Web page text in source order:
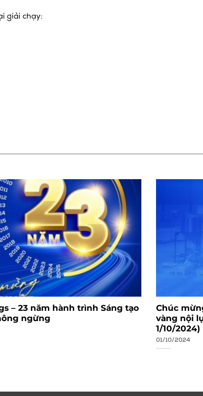
giải chạy:
– 23 năm hành trình Sáng tạo
ngừng
Chúc
vàng nội
1/10/2024)
01/10/2024